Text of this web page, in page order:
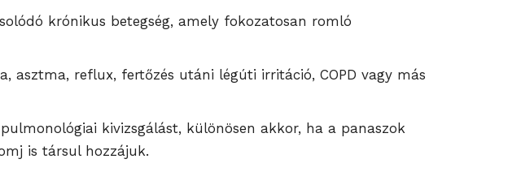
krónikus betegség, amely fokozatosan romló
asztma, reflux, fertőzés utáni légúti irritáció, COPD vagy más
kivizsgálást, különösen akkor, ha a panaszok
is társul hozzájuk.